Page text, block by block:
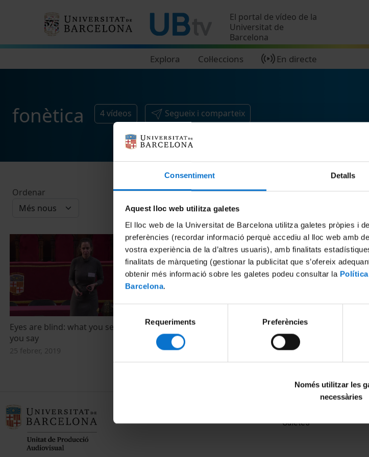
Consentiment Detalls
Aquest lloc web utilitza galetes
El lloc web de la Universitat de Barcelona utilitza galetes pròpies i
preferències (recordar informació perquè accediu al lloc web amb
vostra experiència de la d’altres usuaris), amb finalitats
finalitats de màrqueting (gestionar la publicitat que s’ofereix
obtenir més informació sobre les galetes podeu consultar la
Barcelona.
Selecció
consentiment
Requeriments Preferències
Només utilitzar les
necessàries
El portal de vídeo de la
Universitat de
Barcelona
Explora Col·leccions En directe
fonètica 4vídeos Segueix i comparteix
Ordenar
Eyes are blind: what you see is not what
you say
25 febrer, 2019
Saṁskṛtasaṁdhi, "La combinación
fonética sánscrita"
5 novembre, 2015 30
Galetes